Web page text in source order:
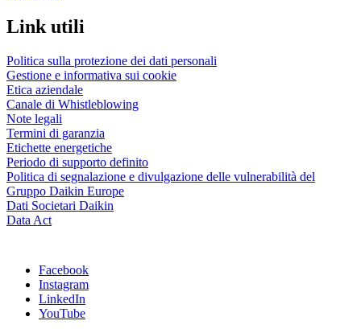
Link utili
Politica sulla protezione dei dati personali
Gestione e informativa sui cookie
Etica aziendale
Canale di Whistleblowing
Note legali
Termini di garanzia
Etichette energetiche
Periodo di supporto definito
Politica di segnalazione e divulgazione delle vulnerabilità del
Gruppo Daikin Europe
Dati Societari Daikin
Data Act
Facebook
Instagram
LinkedIn
YouTube